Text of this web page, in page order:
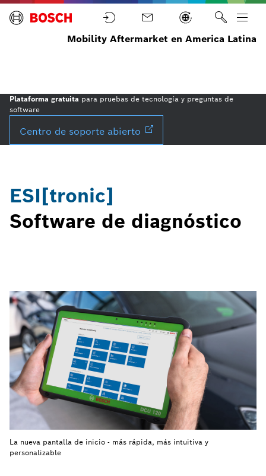
Mobility Aftermarket en America Latina
Plataforma gratuita para pruebas de tecnología y preguntas de
software
Centro de soporte abierto
ESI[tronic]
Software de diagnóstico
La nueva pantalla de inicio - más rápida, más intuitiva y
personalizable